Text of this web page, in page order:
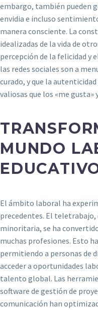
embargo, también pueden
envidia e incluso
manera consciente. La
idealizadas de la vida de
percepción de la felicidad y
las redes sociales son a
curado, y que la
valiosas que los «me
MUNDO
El ámbito laboral ha
precedentes. El teletrabajo,
minoritaria, se ha
muchas profesiones. Esto
permitiendo a personas de
acceder a oportunidades
talento global. Las
software de gestión de
comunicación han